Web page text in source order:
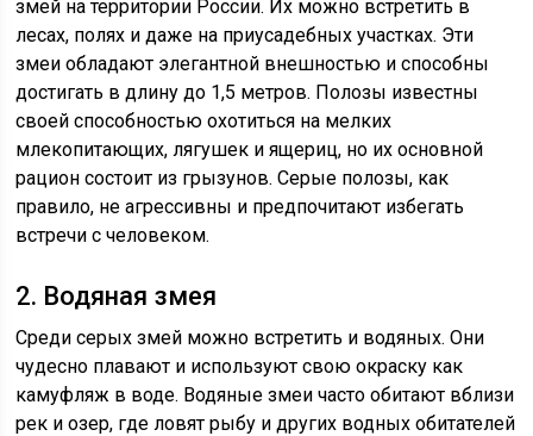
змей на территории России. Их можно встретить в
лесах, полях и даже на приусадебных участках. Эти
змеи обладают элегантной внешностью и способны
достигать в длину до 1,5 метров. Полозы известны
своей способностью охотиться на мелких
млекопитающих, лягушек и ящериц, но их основной
рацион состоит из грызунов. Серые полозы, как
правило, не агрессивны и предпочитают избегать
встречи с человеком.
2. Водяная змея
Среди серых змей можно встретить и водяных. Они
чудесно плавают и используют свою окраску как
камуфляж в воде. Водяные змеи часто обитают вблизи
рек и озер, где ловят рыбу и других водных обитателей